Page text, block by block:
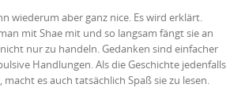
wiederum aber ganz nice. Es wird erklärt.
mit Shae mit und so langsam fängt sie an
nur zu handeln. Gedanken sind einfacher
Handlungen. Als die Geschichte jedenfalls
es auch tatsächlich Spaß sie zu lesen.